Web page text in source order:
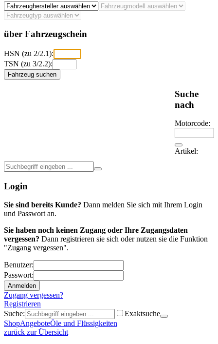
über Fahrzeugschein
HSN (zu 2/2.1):
TSN (zu 3/2.2):
Fahrzeug suchen
Suche
nach
Motorcode:
Artikel:
Login
Sie sind bereits Kunde? Dann melden Sie sich mit Ihrem Login
und Passwort an.
Sie haben noch keinen Zugang oder Ihre Zugangsdaten
vergessen? Dann registrieren sie sich oder nutzen sie die Funktion
"Zugang vergessen".
Benutzer:
Passwort:
Zugang vergessen?
Registrieren
Suche:
Exaktsuche
ShopAngeboteÖle und Flüssigkeiten
zurück zur Übersicht